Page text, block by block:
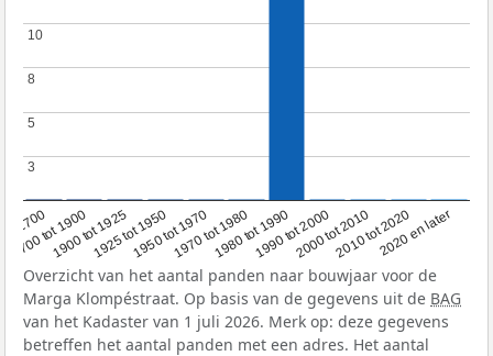
1700
1700 tot 1900
1900 tot 19251925 tot 19501950 tot 19701970 tot 19801980 tot 19901990 tot 20002000 tot 20102010 tot 20202020 en later
3
3
5
5
8
8
10
10
Overzicht van het aantal panden naar bouwjaar voor de
Marga Klompéstraat. Op basis van de gegevens uit de BAG
van het Kadaster van 1 juli 2026. Merk op: deze gegevens
betreffen het aantal panden met een adres. Het aantal